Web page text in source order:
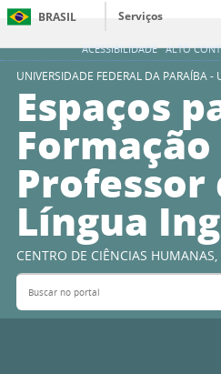
ACESSIBILIDADE ALTO
BRASIL
Serviços
UNIVERSIDADE FEDERAL DA PARAÍBA -
Espaços
Formação
Professor
Língua
CENTRO DE CIÊNCIAS HUMANAS,
Buscar no portal